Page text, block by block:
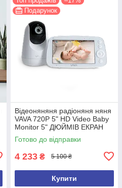
Подарунок
Відеоняняня радіоняня няня
VAVA 720P 5" HD Video Baby
Monitor 5" ДЮЙМІВ ЕКРАН
Готово до відправки
4 233 ₴ 5 100 ₴
Купити